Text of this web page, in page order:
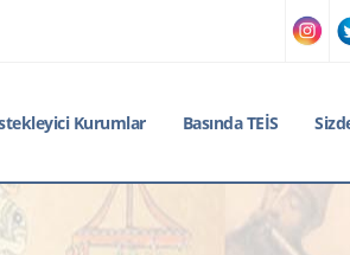
Kurumlar Basında TEİS